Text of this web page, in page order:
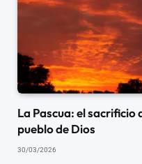
La Pascua: el sacrificio
pueblo de Dios
30/03/2026